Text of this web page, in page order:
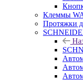
Клеммы
Протяжки